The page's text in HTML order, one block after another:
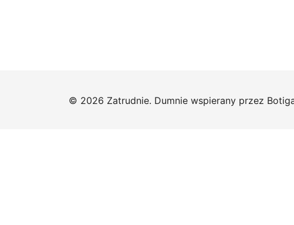
© 2026 Zatrudnie. Dumnie wspierany przez